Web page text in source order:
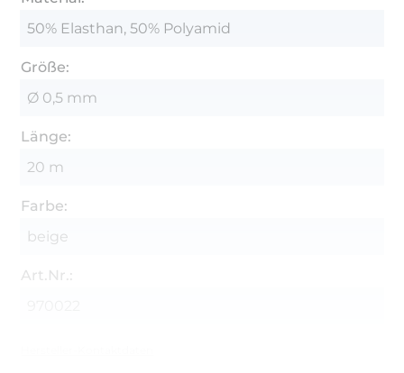
50% Elasthan, 50% Polyamid
Größe:
Ø 0,5 mm
Länge:
20 m
Farbe:
beige
Art.Nr.: